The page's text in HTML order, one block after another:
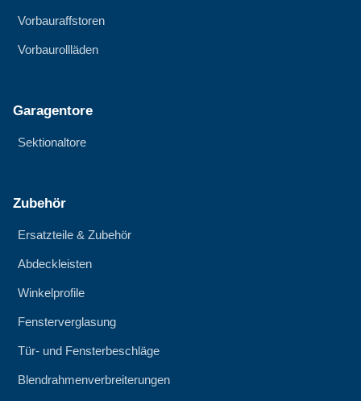
Vorbauraffstoren
Vorbaurollläden
Garagentore
Sektionaltore
Zubehör
Ersatzteile & Zubehör
Abdeckleisten
Winkelprofile
Fensterverglasung
Tür- und Fensterbeschläge
Blendrahmenverbreiterungen